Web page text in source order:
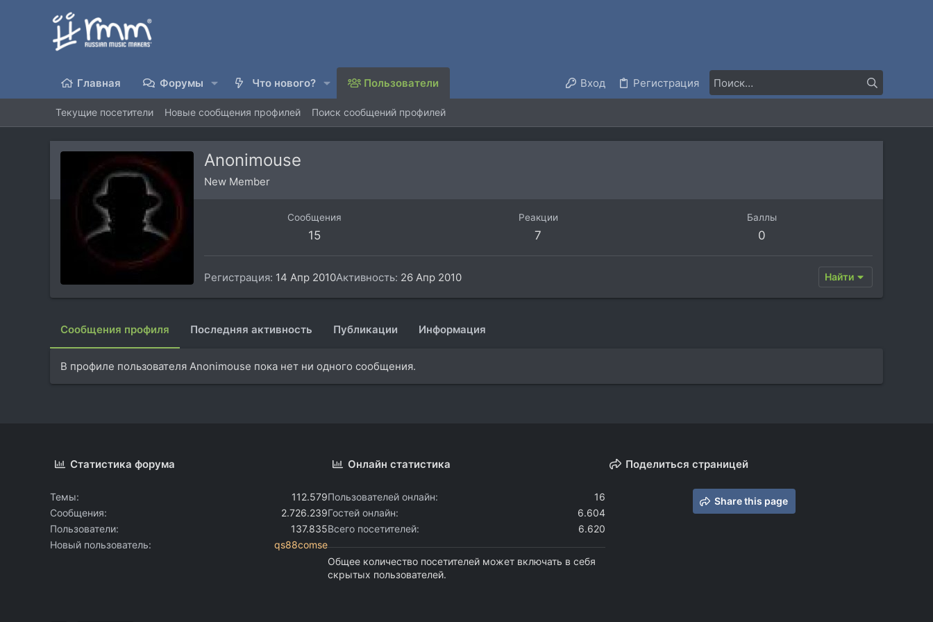
Главная Форумы Что нового? Пользователи Вход Регистрация
Текущие посетители Новые сообщения профилей Поиск сообщений профилей
Anonimouse
New Member
Сообщения
15
Реакции
7
Баллы
0
Регистрация 14 Апр 2010Активность 26 Апр 2010 Найти
Сообщения профиля Последняя активность Публикации Информация
В профиле пользователя Anonimouse пока нет ни одного сообщения.
Статистика форума
Темы
112.579
Сообщения
2.726.239
Пользователи
137.835
Новый пользователь
qs88comse
Онлайн статистика
Пользователей онлайн
16
Гостей онлайн
6.604
Всего посетителей
6.620
Общее количество посетителей может включать в себя
скрытых пользователей.
Поделиться страницей
Share this page